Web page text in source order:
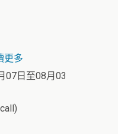
更多
07日至08月03